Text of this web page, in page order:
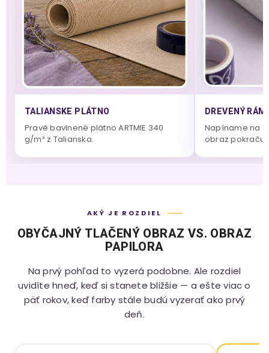
TALIANSKE PLÁTNO
Pravé bavlnené plátno ARTMIE 340
g/m² z Talianska.
DREVENÝ
Napíname na
obraz
AKÝ JE ROZDIEL
OBYČAJNÝ TLAČENÝ OBRAZ VS. OBRAZ
PAPILORA
Na prvý pohľad to vyzerá podobne. Ale rozdiel
uvidíte hneď, keď si stanete bližšie — a ešte viac o
päť rokov, keď farby stále budú vyzerať ako prvý
deň.